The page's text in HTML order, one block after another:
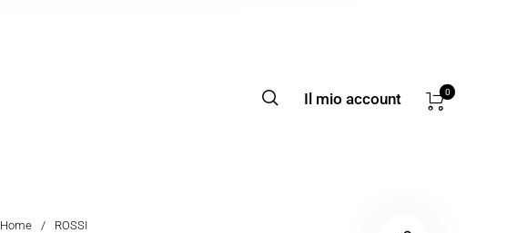
Il mio account 0
Home / ROSSI